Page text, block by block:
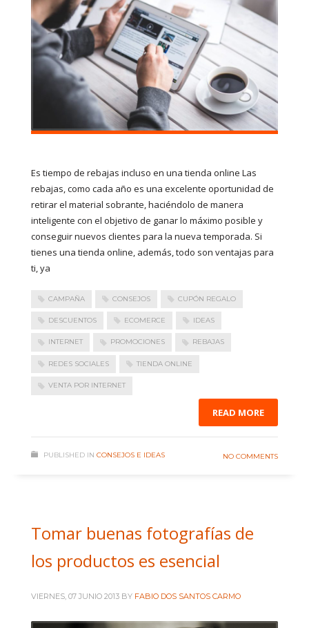
Es tiempo de rebajas incluso en una tienda online Las
rebajas, como cada año es una excelente oportunidad de
retirar el material sobrante, haciéndolo de manera
inteligente con el objetivo de ganar lo máximo posible y
conseguir nuevos clientes para la nueva temporada. Si
tienes una tienda online, además, todo son ventajas para
ti, ya
CAMPAÑA CONSEJOS CUPÓN REGALO
DESCUENTOS ECOMERCE IDEAS
INTERNET PROMOCIONES REBAJAS
REDES SOCIALES TIENDA ONLINE
VENTA POR INTERNET
READ MORE
PUBLISHED IN CONSEJOS E IDEAS NO COMMENTS
Tomar buenas fotografías de
los productos es esencial
VIERNES, 07 JUNIO 2013 BY FABIO DOS SANTOS CARMO